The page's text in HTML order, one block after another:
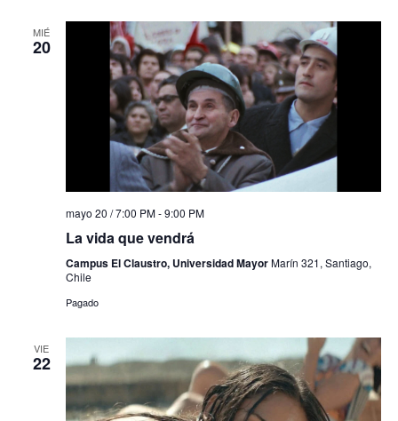
MIÉ
20
mayo 20 / 7:00 PM-9:00 PM
La vida que vendrá
Campus El Claustro, Universidad MayorMarín 321, Santiago,
Chile
Pagado
VIE
22